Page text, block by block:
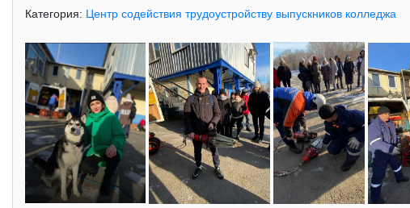
Категория: Центр содействия трудоустройству выпускников колледжа